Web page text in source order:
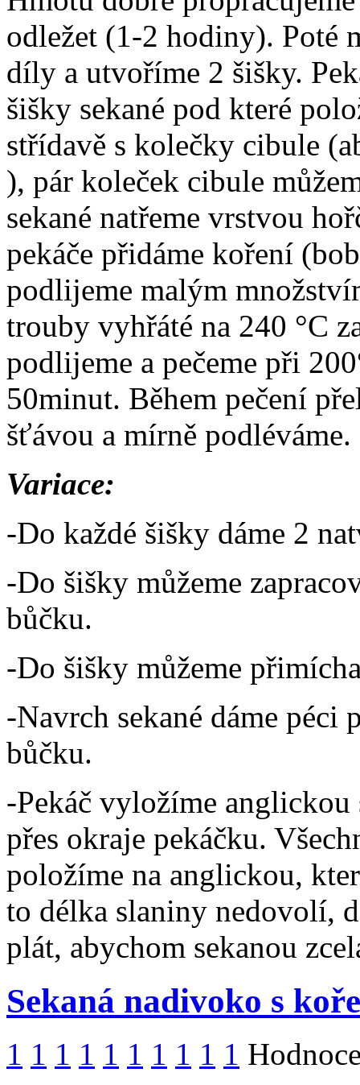
odležet (1-2 hodiny). Poté
díly a utvoříme 2 šišky.
šišky sekané pod které
střídavě s kolečky cibule
), pár koleček cibule
sekané natřeme vrstvou
pekáče přidáme koření
podlijeme malým
trouby vyhřáté na 240 °C
podlijeme a pečeme při
50minut. Během pečení
šťávou a mírně podléváme.
Variace:
-Do každé šišky dáme 2
-Do šišky můžeme
bůčku.
-Do šišky můžeme
-Navrch sekané dáme péci
bůčku.
-Pekáč vyložíme
přes okraje pekáčku.
položíme na anglickou,
to délka slaniny nedovolí,
plát, abychom sekanou
Sekaná nadivoko s
1 1 1 1 1 1 1 1 1 1